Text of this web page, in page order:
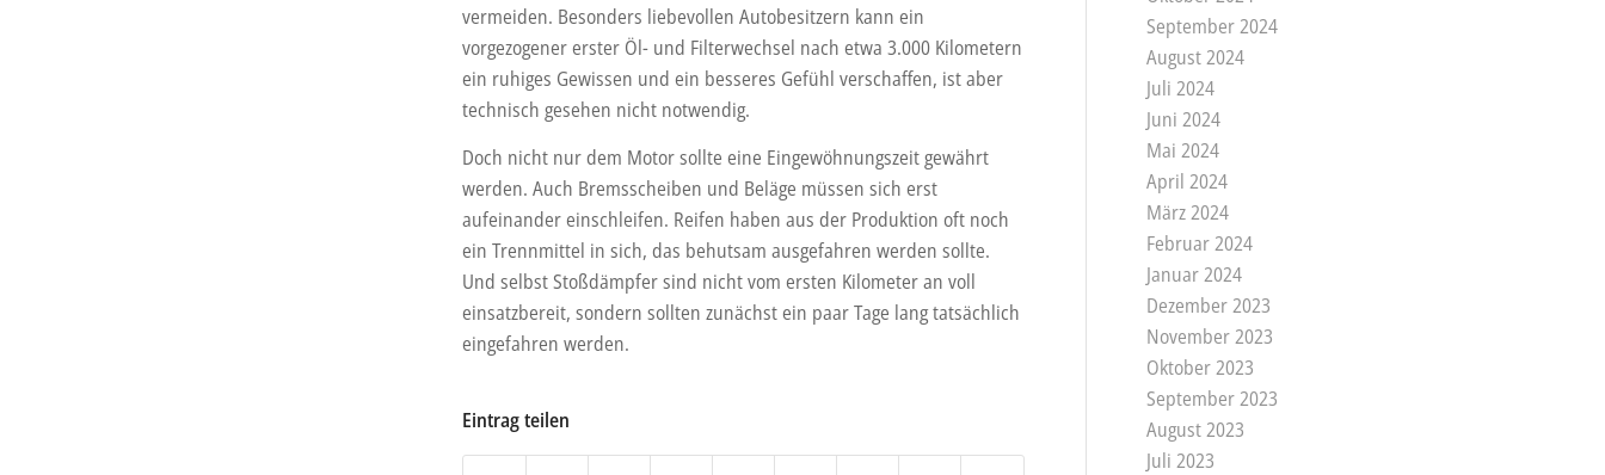
vermeiden. Besonders liebevollen Autobesitzern kann ein
vorgezogener erster Öl- und Filterwechsel nach etwa 3.000 Kilometern
ein ruhiges Gewissen und ein besseres Gefühl verschaffen, ist aber
technisch gesehen nicht notwendig.
Doch nicht nur dem Motor sollte eine Eingewöhnungszeit gewährt
werden. Auch Bremsscheiben und Beläge müssen sich erst
aufeinander einschleifen. Reifen haben aus der Produktion oft noch
ein Trennmittel in sich, das behutsam ausgefahren werden sollte.
Und selbst Stoßdämpfer sind nicht vom ersten Kilometer an voll
einsatzbereit, sondern sollten zunächst ein paar Tage lang tatsächlich
eingefahren werden.
Eintrag teilen
September 2024
August 2024
Juli 2024
Juni 2024
Mai 2024
April 2024
März 2024
Februar 2024
Januar 2024
Dezember 2023
November 2023
Oktober 2023
September 2023
August 2023
Juli 2023